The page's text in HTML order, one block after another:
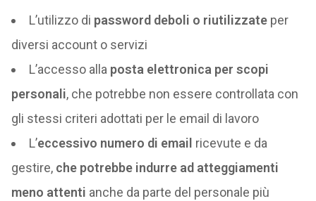
L’utilizzo di password deboli o riutilizzateper
diversi account o servizi
L’accesso alla posta elettronica per scopi
personali, che potrebbe non essere controllata con
gli stessi criteri adottati per le email di lavoro
L’eccessivo numero di email ricevute e da
gestire, che potrebbe indurre ad atteggiamenti
meno attenti anche da parte del personale più